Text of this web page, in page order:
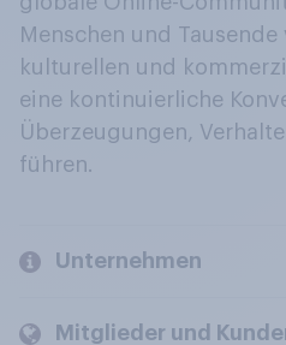
Menschen und
kulturellen und
eine kontinuierliche
Überzeugungen,
führen.
Unternehmen
Mitglieder und